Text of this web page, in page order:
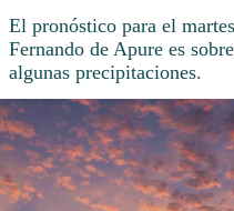
El pronóstico para el
Fernando de Apure es
algunas precipitaciones.